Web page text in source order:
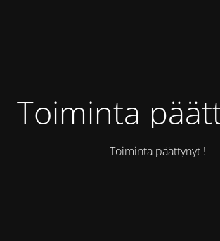
Toiminta
Toiminta päättynyt !